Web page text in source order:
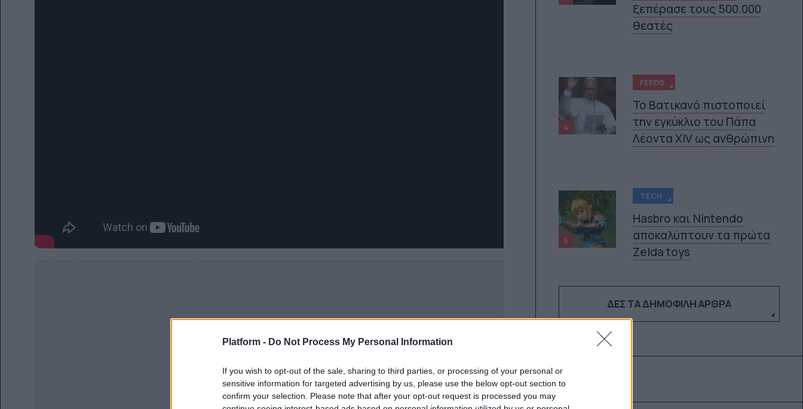
Platform - Do Not Process My Personal Information
If you wish to opt-out of the sale, sharing to third parties, or processing of your personal or
sensitive information for targeted advertising by us, please use the below opt-out section to
confirm your selection. Please note that after your opt-out request is processed you may
ξεπέρασε τους 500.000
θεατές
4
FEEDS
Το Βατικανό πιστοποιεί
την εγκύκλιο του Πάπα
Λέοντα XIV ως ανθρώπινη
5
TECH
Hasbro και Nintendo
αποκαλύπτουν τα πρώτα
Zelda toys
ΔΕΣ ΤΑ ΔΗΜΟΦΙΛΉ ΆΡΘΡΑ